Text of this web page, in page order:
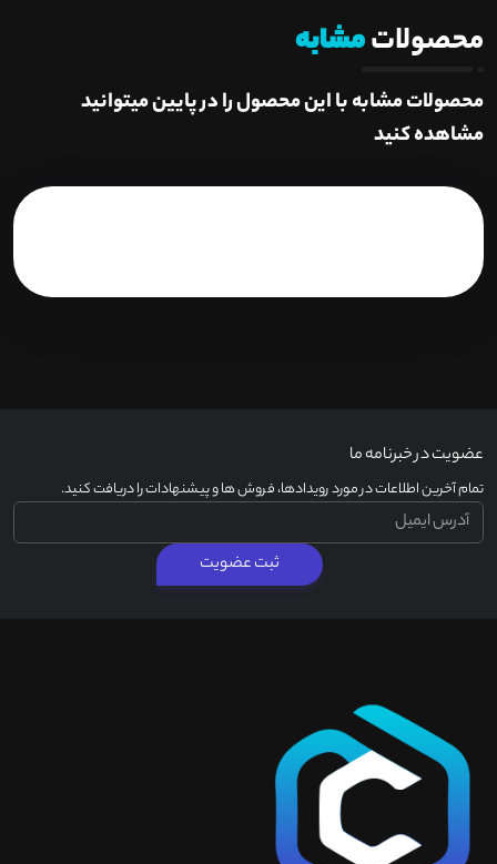
محصولاتمشابه
محصولات مشابه با این محصول را در پایین میتوانید
مشاهده کنید
عضویت در خبرنامه ما
تمام آخرین اطلاعات در مورد رویدادها، فروش ها و پیشنهادات را دریافت کنید.
ثبت عضویت